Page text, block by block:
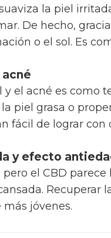
la piel
De hecho,
o el sol. Es
acné
y el acné es
piel grasa o
fácil de lograr
y efecto
el CBD
jóvenes.